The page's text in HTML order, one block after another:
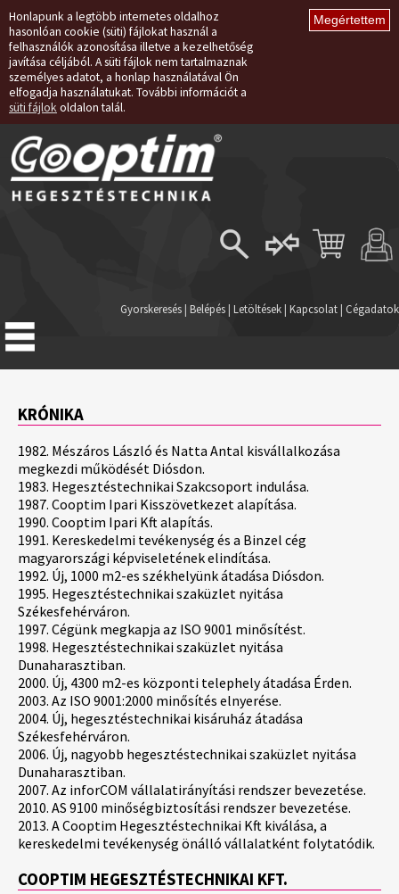
Honlapunk a legtöbb internetes oldalhoz
hasonlóan cookie (süti) fájlokat használ a
felhasználók azonosítása illetve a kezelhetőség
javítása céljából. A süti fájlok nem tartalmaznak
személyes adatot, a honlap használatával Ön
elfogadja használatukat. További információt a
süti fájlok oldalon talál.
Regisztráció
Gyorskeresés| Belépés | Letöltések | Kapcsolat | Cégadatok
KRÓNIKA
1982. Mészáros László és Natta Antal kisvállalkozása
megkezdi működését Diósdon.
1983. Hegesztéstechnikai Szakcsoport indulása.
1987. Cooptim Ipari Kisszövetkezet alapítása.
1990. Cooptim Ipari Kft alapítás.
1991. Kereskedelmi tevékenység és a Binzel cég
magyarországi képviseletének elindítása.
1992. Új, 1000 m2-es székhelyünk átadása Diósdon.
1995. Hegesztéstechnikai szaküzlet nyitása
Székesfehérváron.
1997. Cégünk megkapja az ISO 9001 minősítést.
1998. Hegesztéstechnikai szaküzlet nyitása
Dunaharasztiban.
2000. Új, 4300 m2-es központi telephely átadása Érden.
2003. Az ISO 9001:2000 minősítés elnyerése.
2004. Új, hegesztéstechnikai kisáruház átadása
Székesfehérváron.
2006. Új, nagyobb hegesztéstechnikai szaküzlet nyitása
Dunaharasztiban.
2007. Az inforCOM vállalatirányítási rendszer bevezetése.
2010. AS 9100 minőségbiztosítási rendszer bevezetése.
2013. A Cooptim Hegesztéstechnikai Kft kiválása, a
kereskedelmi tevékenység önálló vállalatként folytatódik.
COOPTIM HEGESZTÉSTECHNIKAI KFT.